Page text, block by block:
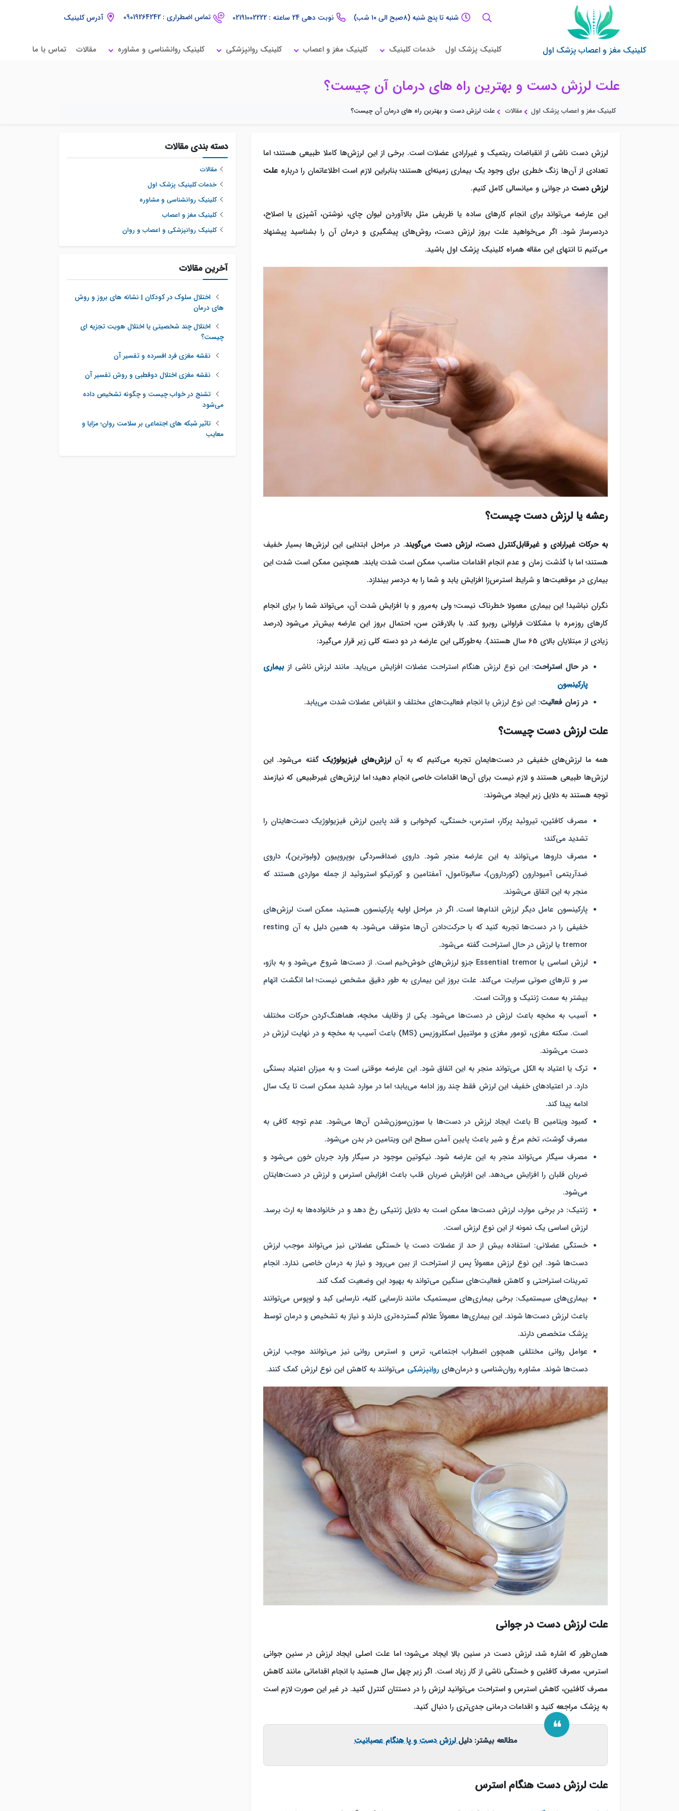
کلینیک مغز و اعصاب پزشک اول
شنبه تا پنج شنبه (۸صبح الی ۱۰ شب) نوبت دهی 24 ساعته : 02191002222 تماس اضطراری : 09019264242 آدرس کلینیک
کلینیک پزشک اول خدمات کلینیک کلینیک مغز و اعصاب کلینیک روانپزشکی کلینیک روانشناسی و مشاوره مقالات تماس با ما
علت لرزش دست و بهترین راه های درمان آن چیست؟
کلینیک مغز و اعصاب پزشک اول مقالات علت لرزش دست و بهترین راه های درمان آن چیست؟
لرزش دست ناشی از انقباضات ریتمیک و غیرارادی عضلات است. برخی از این لرزش‌ها کاملا طبیعی هستند؛ اما
تعدادی از آن‌ها زنگ خطری برای وجود یک بیماری زمینه‌ای هستند؛ بنابراین لازم است اطلاعاتمان را درباره علت
لرزش دست در جوانی و میانسالی کامل کنیم.
این عارضه می‌تواند برای انجام کارهای ساده‌ یا ظریفی مثل بالاآوردن لیوان چای، نوشتن، آشپزی یا اصلاح،
دردسرساز شود. اگر می‌خواهید علت بروز لرزش دست، روش‌های پیشگیری و درمان آن را بشناسید پیشنهاد
می‌کنیم تا انتهای این مقاله همراه کلینیک پزشک اول باشید.
رعشه یا لرزش دست چیست؟
به حرکات غیرارادی و غیرقابل‌کنترل دست، لرزش دست می‌گویند. در مراحل ابتدایی این لرزش‌ها بسیار خفیف
هستند؛ اما با گذشت زمان و عدم انجام اقدامات مناسب ممکن است شدت یابند. همچنین ممکن است شدت این
بیماری در موقعیت‌ها و شرایط استرس‌زا افزایش یابد و شما را به دردسر بیندازد.
نگران نباشید! این بیماری معمولا خطرناک نیست؛ ولی به‌مرور و با افزایش شدت آن، می‌تواند شما را برای انجام
کارهای روزمره با مشکلات فراوانی روبرو کند. با بالارفتن سن، احتمال بروز این عارضه بیش‌تر می‌شود (درصد
زیادی از مبتلایان بالای 65 سال هستند). به‌طورکلی این عارضه در دو دسته کلی زیر قرار می‌گیرد:
در حال استراحت: این نوع لرزش هنگام استراحت عضلات افزایش می‌یاید. مانند لرزش ناشی ازبیماری
پارکینسون
در زمان فعالیت: این نوع لرزش با انجام فعالیت‌های مختلف و انقباض عضلات شدت می‌یابد.
علت لرزش دست چیست؟
همه ما لرزش‌های خفیفی در دست‌هایمان تجربه می‌کنیم که به آنلرزش‌های فیزیولوژیک گفته می‌شود. این
لرزش‌ها طبیعی هستند و لازم نیست برای آن‌ها اقدامات خاصی انجام دهید؛ اما لرزش‌های غیرطبیعی که نیازمند
توجه هستند به دلایل زیر ایجاد می‌شوند:
مصرف کافئین، تیروئید پرکار، استرس، خستگی، کم‌خوابی و قند پایین لرزش فیزیولوژیک دست‌هایتان را
تشدید می‌کند؛
مصرف داروها می‌تواند به این عارضه منجر شود. داروی ضدافسردگی بوپروپیون (ولبوترین)، داروی
ضدآریتمی آمیودارون (کوردارون)، سالبوتامول، آمفتامین و کورتیکو استروئید از جمله مواردی هستند که
منجر به این اتفاق می‌شوند.
پارکینسون عامل دیگر لرزش اندام‌ها است. اگر در مراحل اولیه پارکینسون هستید، ممکن است لرزش‌های
خفیفی را در دست‌ها تجربه کنید که با حرکت‌دادن آن‌ها متوقف می‌شود. به همین دلیل به آن resting
tremor یا لرزش در حال استراحت گفته می‌شود.
لرزش اساسی یا Essential tremor جزو لرزش‌های خوش‌خیم است. از دست‌ها شروع می‌شود و به بازو،
سر و تارهای صوتی سرایت می‌کند. علت بروز این بیماری به طور دقیق مشخص نیست؛ اما انگشت اتهام
بیشتر به سمت ژنتیک و وراثت است.
آسیب به مخچه باعث لرزش در دست‌ها می‌شود. یکی از وظایف مخچه، هماهنگ‌کردن حرکات مختلف
است. سکته مغزی، تومور مغزی و مولتیپل اسکلروزیس (MS) باعث آسیب به مخچه و در نهایت لرزش در
دست می‌شوند.
ترک یا اعتیاد به الکل ‌می‌تواند منجر به این اتفاق شود. این عارضه موقتی است و به میزان اعتیاد بستگی
دارد. در اعتیادهای خفیف این لرزش فقط چند روز ادامه می‌یابد؛ اما در موارد شدید ممکن است تا یک‌ سال
ادامه پیدا کند.
کمبود ویتامین B باعث ایجاد لرزش در دست‌ها یا سوزن‌سوزن‌شدن آن‌ها می‌شود. عدم توجه کافی به
مصرف گوشت، تخم مرغ و شیر باعث پایین آمدن سطح این ویتامین در بدن می‌شود.
مصرف سیگار می‌تواند منجر به این عارضه شود. نیکوتین موجود در سیگار وارد جریان خون می‌شود و
ضربان قلبان را افزایش می‌دهد. این افزایش ضربان قلب باعث افزایش استرس و لرزش در دست‌هایتان
می‌شود.
ژنتیک: در برخی موارد، لرزش دست‌ها ممکن است به دلایل ژنتیکی رخ دهد و در خانواده‌ها به ارث برسد.
لرزش اساسی یک نمونه از این نوع لرزش است.
خستگی عضلانی: استفاده بیش از حد از عضلات دست یا خستگی عضلانی نیز می‌تواند موجب لرزش
دست‌ها شود. این نوع لرزش معمولاً پس از استراحت از بین می‌رود و نیاز به درمان خاصی ندارد. انجام
تمرینات استراحتی و کاهش فعالیت‌های سنگین می‌تواند به بهبود این وضعیت کمک کند.
بیماری‌های سیستمیک: برخی بیماری‌های سیستمیک مانند نارسایی کلیه، نارسایی کبد و لوپوس می‌توانند
باعث لرزش دست‌ها شوند. این بیماری‌ها معمولاً علائم گسترده‌تری دارند و نیاز به تشخیص و درمان توسط
پزشک متخصص دارند.
عوامل روانی مختلفی همچون اضطراب اجتماعی، ترس و استرس روانی نیز می‌توانند موجب لرزش
دست‌ها شوند. مشاوره روان‌شناسی و درمان‌های روانپزشکی می‌توانند به کاهش این نوع لرزش کمک کنند.
علت لرزش دست در جوانی
همان‌طور که اشاره شد، لرزش دست در سنین بالا ایجاد می‌شود؛ اما علت اصلی ایجاد لرزش در سنین جوانی
استرس، مصرف کافئین و خستگی ناشی از کار زیاد است. اگر زیر چهل سال هستید با انجام اقداماتی مانند کاهش
مصرف کافئین، کاهش استرس و استراحت می‌توانید لرزش را در دستتان کنترل کنید. در غیر این صورت لازم است
به پزشک مراجعه کنید و اقدامات درمانی جدی‌تری را دنبال کنید.
مطالعه بیشتر: دلیللرزش دست و پا هنگام عصبانیت
علت لرزش دست هنگام استرس
دسته بندی مقالات
مقالات
خدمات کلینیک پزشک اول
کلینیک روانشناسی و مشاوره
کلینیک مغز و اعصاب
کلینیک روانپزشکی و اعصاب و روان
آخرین مقالات
اختلال سلوک در کودکان | نشانه های بروز و روش
های درمان
اختلال چند شخصیتی یا اختلال هویت تجزیه ای
چیست؟
نقشه مغزی فرد افسرده و تفسیر آن
نقشه مغزی اختلال دوقطبی و روش تفسیر آن
تشنج در خواب چیست و چگونه تشخیص داده
می‌شود
تاثیر شبکه‌ های اجتماعی بر سلامت روان؛ مزایا و
معایب